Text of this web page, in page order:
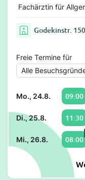
Fachärztin für
Godekinstr.
Freie Termine für
Mo., 24.8. 09:00
Di., 25.8. 11:30
Mi., 26.8. 08:00